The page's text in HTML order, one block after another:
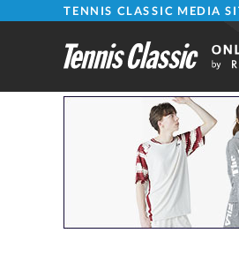
TENNIS CLASSIC MEDIA